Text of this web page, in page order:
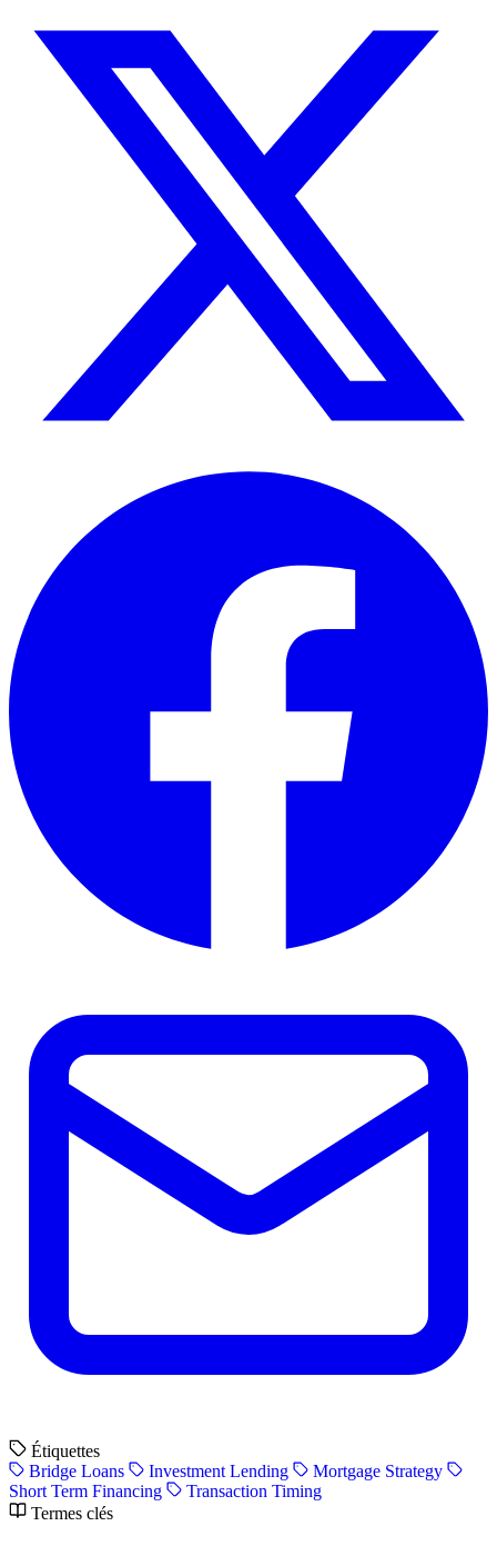
Étiquettes
Bridge Loans
Investment Lending
Mortgage Strategy
Short Term Financing
Transaction Timing
Termes clés